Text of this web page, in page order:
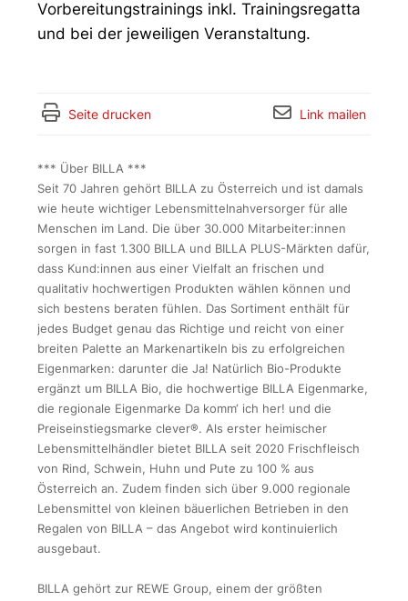
Vorbereitungstrainings inkl. Trainingsregatta
und bei der jeweiligen Veranstaltung.
Seite drucken Link mailen
*** Über BILLA ***
Seit 70 Jahren gehört BILLA zu Österreich und ist damals
wie heute wichtiger Lebensmittelnahversorger für alle
Menschen im Land. Die über 30.000 Mitarbeiter:innen
sorgen in fast 1.300 BILLA und BILLA PLUS-Märkten dafür,
dass Kund:innen aus einer Vielfalt an frischen und
qualitativ hochwertigen Produkten wählen können und
sich bestens beraten fühlen. Das Sortiment enthält für
jedes Budget genau das Richtige und reicht von einer
breiten Palette an Markenartikeln bis zu erfolgreichen
Eigenmarken: darunter die Ja! Natürlich Bio-Produkte
ergänzt um BILLA Bio, die hochwertige BILLA Eigenmarke,
die regionale Eigenmarke Da komm‘ ich her! und die
Preiseinstiegsmarke clever®. Als erster heimischer
Lebensmittelhändler bietet BILLA seit 2020 Frischfleisch
von Rind, Schwein, Huhn und Pute zu 100 % aus
Österreich an. Zudem finden sich über 9.000 regionale
Lebensmittel von kleinen bäuerlichen Betrieben in den
Regalen von BILLA – das Angebot wird kontinuierlich
ausgebaut.
BILLA gehört zur REWE Group, einem der größten